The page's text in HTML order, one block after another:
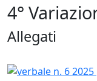
4°
Allegati